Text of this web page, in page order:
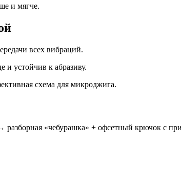
и мягче.
всех вибраций.
и устойчив к абразиву.
схема для микроджига.
«чебурашка» + офсетный крючок с